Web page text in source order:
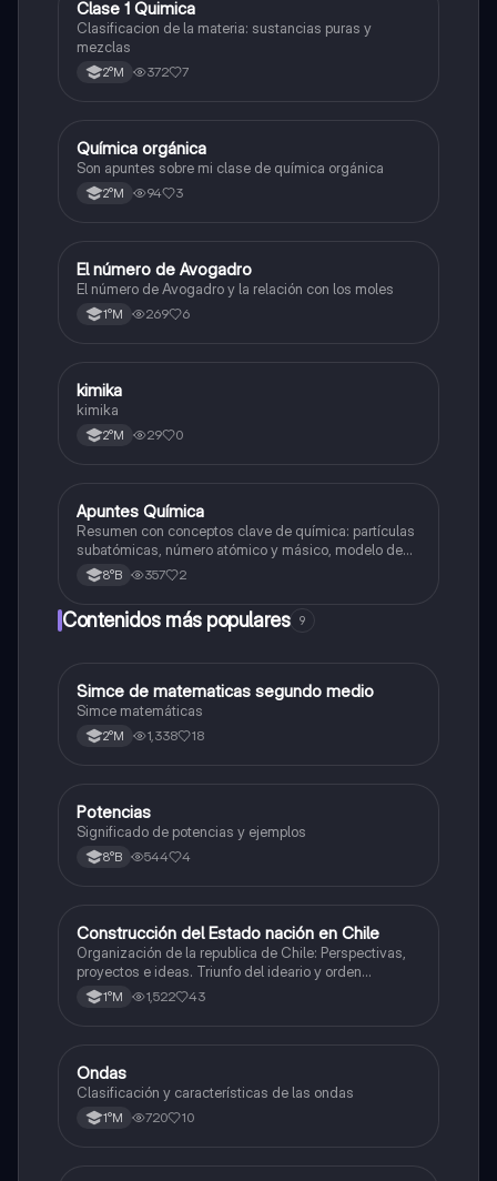
Química
Clase 1 Quimica
Clasificacion de la materia: sustancias puras y
mezclas
2°M 372 7
Química
Química orgánica
Son apuntes sobre mi clase de química orgánica
2°M 94 3
Química
El número de Avogadro
El número de Avogadro y la relación con los moles
1°M 269 6
Química
kimika
kimika
2°M 29 0
Química
Apuntes Química
Resumen con conceptos clave de química: partículas
subatómicas, número atómico y másico, modelo de
Bohr e iones. Ideal para repasar de forma clara y
rápida.
8°B 357 2
Contenidos más populares 9
Matemáticas
Simce de matematicas segundo medio
Simce matemáticas
2°M 1,338 18
Matemáticas
Potencias
Significado de potencias y ejemplos
8°B 544 4
Historia
Construcción del Estado nación en Chile
Organización de la republica de Chile: Perspectivas,
proyectos e ideas. Triunfo del ideario y orden
conservador. Constitución de 1833. "Era Portaliana"
1°M 1,522 43
Física
Ondas
Clasificación y características de las ondas
1°M 720 10